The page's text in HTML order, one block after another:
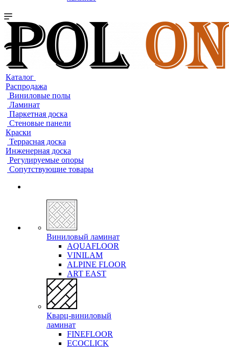
Каталог
Распродажа
Виниловые полы
Ламинат
Паркетная доска
Стеновые панели
Краски
Террасная доска
Инженерная доска
Регулируемые опоры
Сопутствующие товары
Виниловый ламинат
AQUAFLOOR
VINILAM
ALPINE FLOOR
ART EAST
Кварц-виниловый
ламинат
FINEFLOOR
ECOCLICK